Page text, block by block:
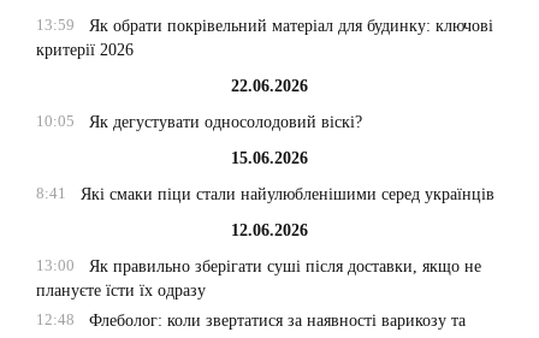
13:59
Як обрати покрівельний матеріал для будинку: ключові
критерії 2026
22.06.2026
10:05
Як дегустувати односолодовий віскі?
15.06.2026
8:41
Які смаки піци стали найулюбленішими серед українців
12.06.2026
13:00
Як правильно зберігати суші після доставки, якщо не
плануєте їсти їх одразу
12:48
Флеболог: коли звертатися за наявності варикозу та